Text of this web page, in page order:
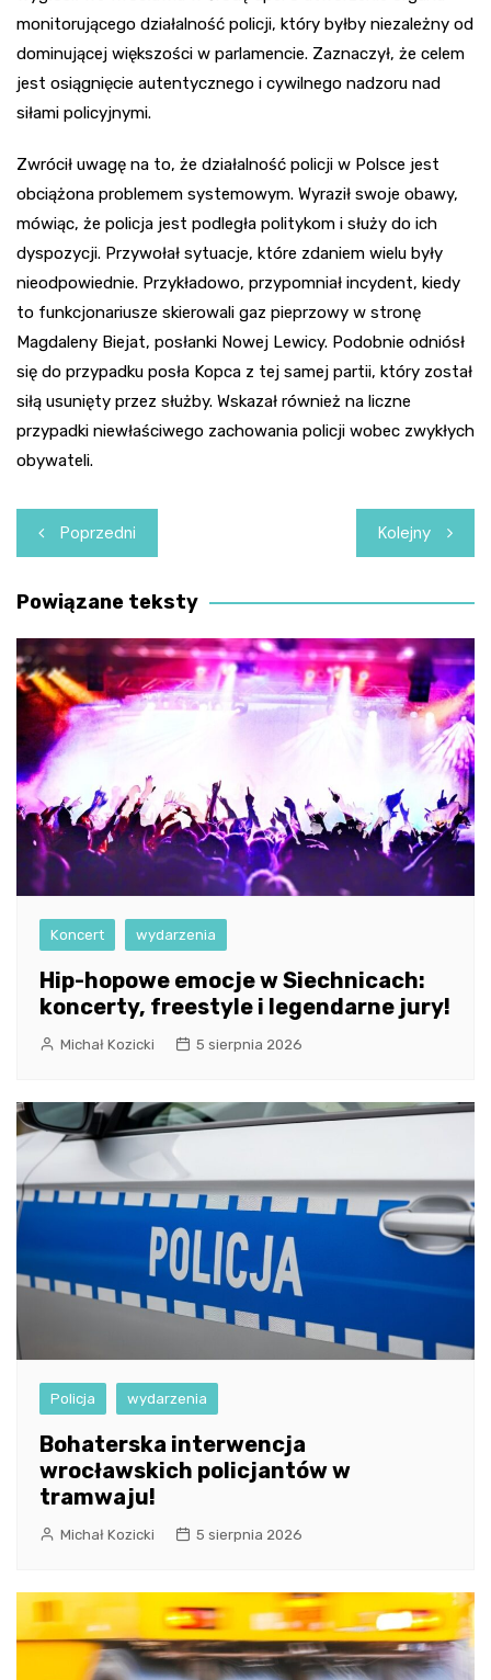
monitorującego działalność policji, który byłby niezależny od
dominującej większości w parlamencie. Zaznaczył, że celem
jest osiągnięcie autentycznego i cywilnego nadzoru nad
siłami policyjnymi.
Zwrócił uwagę na to, że działalność policji w Polsce jest
obciążona problemem systemowym. Wyraził swoje obawy,
mówiąc, że policja jest podległa politykom i służy do ich
dyspozycji. Przywołał sytuacje, które zdaniem wielu były
nieodpowiednie. Przykładowo, przypomniał incydent, kiedy
to funkcjonariusze skierowali gaz pieprzowy w stronę
Magdaleny Biejat, posłanki Nowej Lewicy. Podobnie odniósł
się do przypadku posła Kopca z tej samej partii, który został
siłą usunięty przez służby. Wskazał również na liczne
przypadki niewłaściwego zachowania policji wobec zwykłych
obywateli.
Nawigacja
wpisu
Poprzedni Kolejny
Powiązane teksty
Koncert wydarzenia
Hip-hopowe emocje w Siechnicach:
koncerty, freestyle i legendarne jury!
Michał Kozicki 5 sierpnia 2026
Policja wydarzenia
Bohaterska interwencja
wrocławskich policjantów w
tramwaju!
Michał Kozicki 5 sierpnia 2026